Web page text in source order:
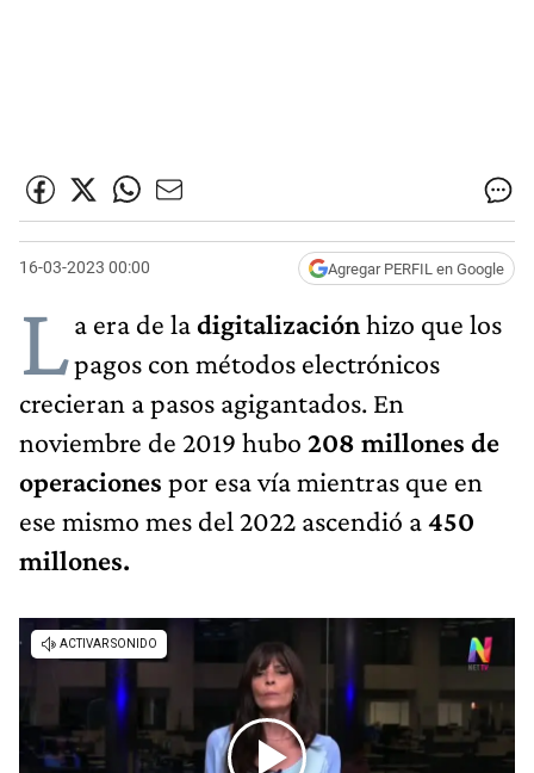
16-03-2023 00:00 Agregar PERFIL en Google
La era de ladigitalizaciónhizo que los
pagos con métodos electrónicos
crecieran a pasos agigantados. En
noviembre de 2019 hubo 208 millones de
operaciones por esa vía mientras que en
ese mismo mes del 2022 ascendió a450
millones.